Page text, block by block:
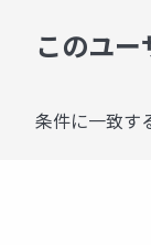
このユ
条件に一致す